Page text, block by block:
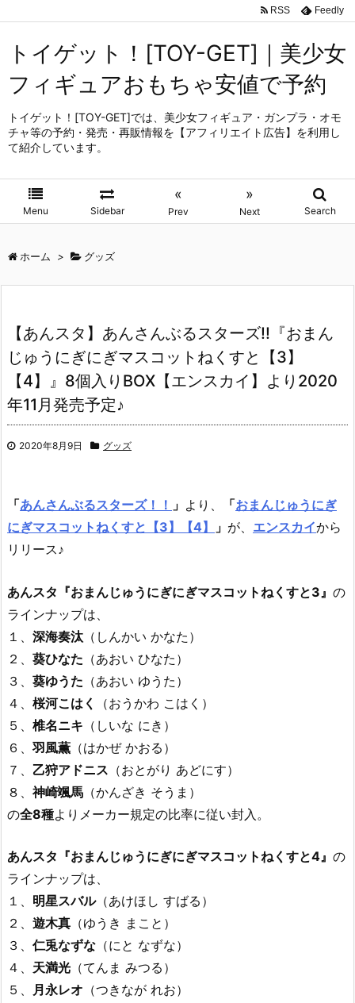
トイゲット！[TOY-GET]｜美少女
フィギュアおもちゃ安値で予約
トイゲット！[TOY-GET]では、美少女フィギュア・ガンプラ・オモ
チャ等の予約・発売・再販情報を【アフィリエイト広告】を利用し
て紹介しています。
Menu Sidebar
«
Prev
»
Next Search
RSS Feedly
ホーム > グッズ
【あんスタ】あんさんぶるスターズ!!『おまん
じゅうにぎにぎマスコットねくすと【3】
【4】』8個入りBOX【エンスカイ】より2020
年11月発売予定♪
2020年8月9日 グッズ
「あんさんぶるスターズ！！ 」 より、 「おまんじゅうにぎ
にぎマスコットねくすと【3】【4】
」 が、 エンスカイから
リリース♪
あんスタ『おまんじゅうにぎにぎマスコットねくすと3』 の
ラインナップは、
１、 深海奏汰 （しんかい かなた）
２、 葵ひなた （あおい ひなた）
３、 葵ゆうた （あおい ゆうた）
４、 桜河こはく
（おうかわ こはく）
５、 椎名ニキ （しいな にき）
６、 羽風薫 （はかぜ かおる）
７、 乙狩アドニス （おとがり あどにす）
８、 神崎颯馬 （かんざき そうま）
の全8種よりメーカー規定の比率に従い封入。
あんスタ『おまんじゅうにぎにぎマスコットねくすと4』 の
ラインナップは、
１、 明星スバル（あけほし すばる）
２、 遊木真 （ゆうき まこと）
３、 仁兎なずな （にと なずな）
４、 天満光 （てんま みつる）
５、 月永レオ （つきなが れお）